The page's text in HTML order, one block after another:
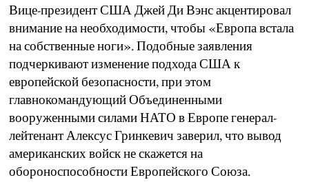
Вице-президент США Джей Ди Вэнс акцентировал
внимание на необходимости, чтобы «Европа встала
на собственные ноги». Подобные заявления
подчеркивают изменение подхода США к
европейской безопасности, при этом
главнокомандующий Объединенными
вооруженными силами НАТО в Европе генерал-
лейтенант Алексус Гринкевич заверил, что вывод
американских войск не скажется на
обороноспособности Европейского Союза.